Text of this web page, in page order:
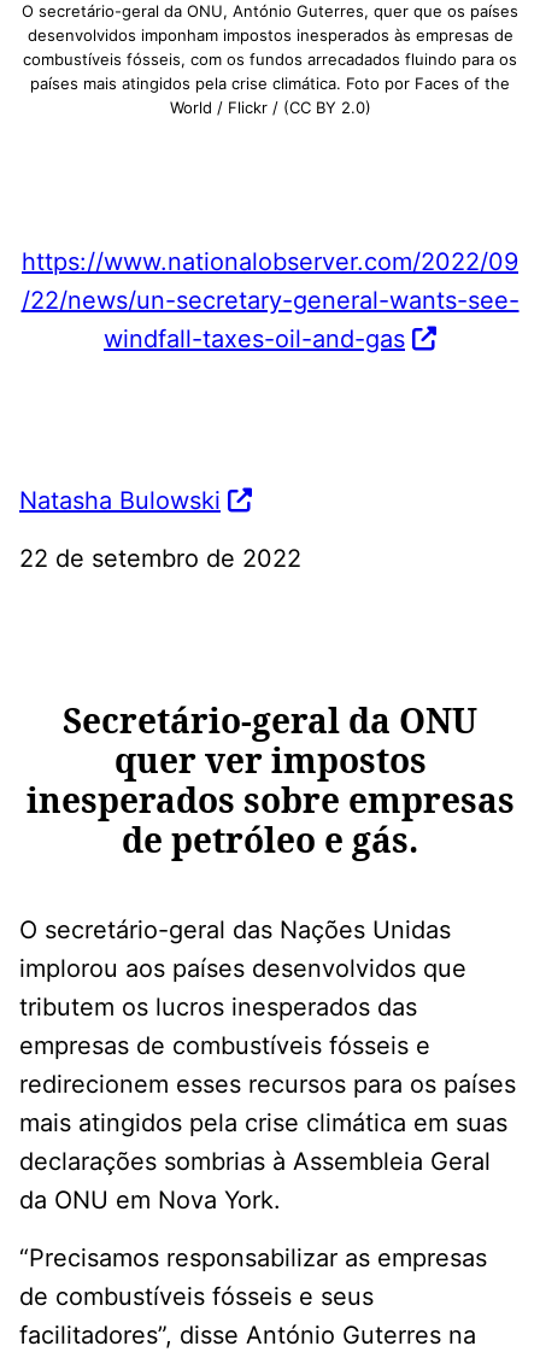
O secretário-geral da ONU, António Guterres, quer que os países
desenvolvidos imponham impostos inesperados às empresas de
combustíveis fósseis, com os fundos arrecadados fluindo para os
países mais atingidos pela crise climática. Foto por Faces of the
World / Flickr / (CC BY 2.0)
https://www.nationalobserver.com/2022/09
/22/news/un-secretary-general-wants-see-
windfall-taxes-oil-and-gas
Natasha Bulowski
22 de setembro de 2022
Secretário-geral da ONU
quer ver impostos
inesperados sobre empresas
de petróleo e gás.
O secretário-geral das Nações Unidas
implorou aos países desenvolvidos que
tributem os lucros inesperados das
empresas de combustíveis fósseis e
redirecionem esses recursos para os países
mais atingidos pela crise climática em suas
declarações sombrias à Assembleia Geral
da ONU em Nova York.
“Precisamos responsabilizar as empresas
de combustíveis fósseis e seus
facilitadores”, disse António Guterres na